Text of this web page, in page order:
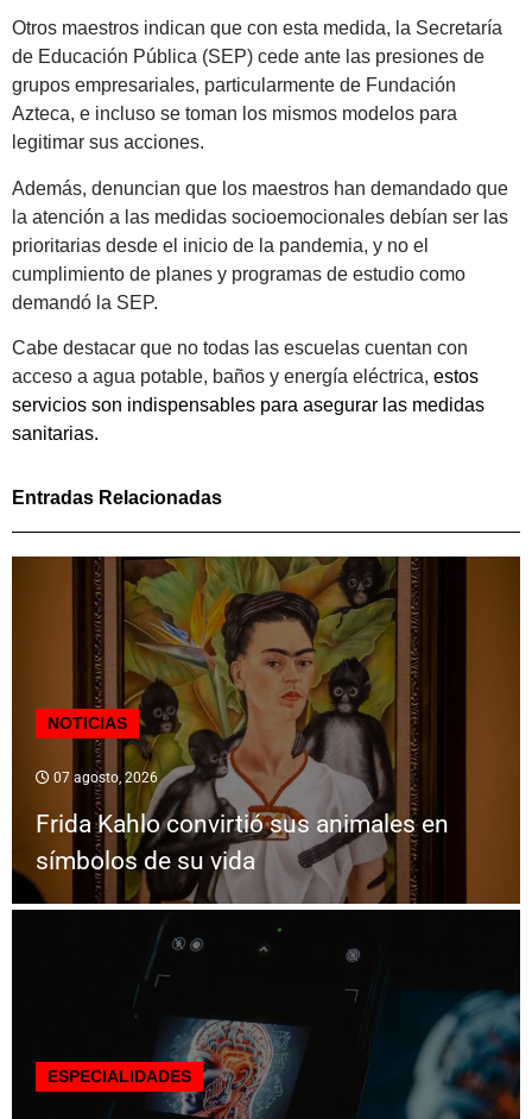
Otros maestros indican que con esta medida, la Secretaría
de Educación Pública (SEP) cede ante las presiones de
grupos empresariales, particularmente de Fundación
Azteca, e incluso se toman los mismos modelos para
legitimar sus acciones.
Además, denuncian que los maestros han demandado que
la atención a las medidas socioemocionales debían ser las
prioritarias desde el inicio de la pandemia, y no el
cumplimiento de planes y programas de estudio como
demandó la SEP.
Cabe destacar que no todas las escuelas cuentan con
acceso a agua potable, baños y energía eléctrica, estos
servicios son indispensables para asegurar las medidas
sanitarias.
Entradas Relacionadas
NOTICIAS
07 agosto, 2026
Frida Kahlo convirtió sus animales en
símbolos de su vida
ESPECIALIDADES